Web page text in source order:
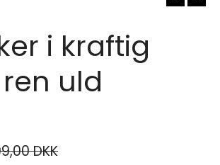
i kraftig
uld
DKK